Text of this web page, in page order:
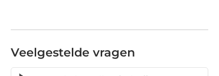
Veelgestelde vragen